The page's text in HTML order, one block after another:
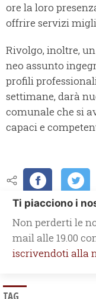
ore la loro
offrire servizi
Rivolgo, inoltre,
neo assunto
profili
settimane, darà
comunale che si
capaci e
Ti piacciono i
Non perderti le
mail alle 19.00
iscrivendoti alla